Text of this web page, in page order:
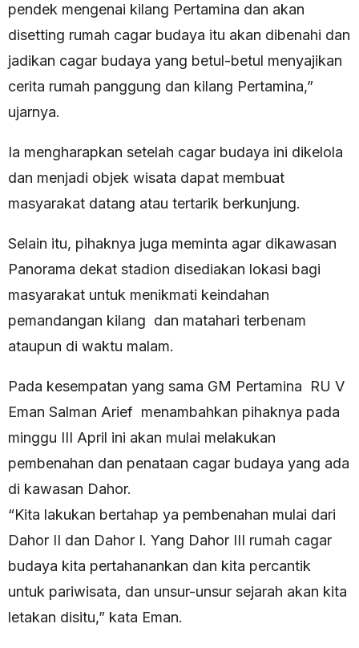
pendek mengenai kilang Pertamina dan akan
disetting rumah cagar budaya itu akan dibenahi dan
jadikan cagar budaya yang betul-betul menyajikan
cerita rumah panggung dan kilang Pertamina,”
ujarnya.
Ia mengharapkan setelah cagar budaya ini dikelola
dan menjadi objek wisata dapat membuat
masyarakat datang atau tertarik berkunjung.
Selain itu, pihaknya juga meminta agar dikawasan
Panorama dekat stadion disediakan lokasi bagi
masyarakat untuk menikmati keindahan
pemandangan kilang dan matahari terbenam
ataupun di waktu malam.
Pada kesempatan yang sama GM Pertamina RU V
Eman Salman Arief menambahkan pihaknya pada
minggu III April ini akan mulai melakukan
pembenahan dan penataan cagar budaya yang ada
di kawasan Dahor.
“Kita lakukan bertahap ya pembenahan mulai dari
Dahor II dan Dahor I. Yang Dahor III rumah cagar
budaya kita pertahanankan dan kita percantik
untuk pariwisata, dan unsur-unsur sejarah akan kita
letakan disitu,” kata Eman.